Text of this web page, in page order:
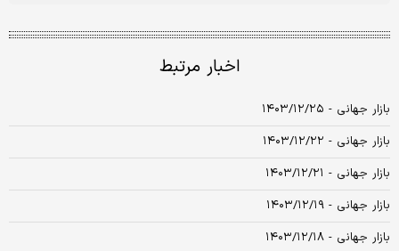
اخبار مرتبط
بازار جهانی - ۱۴۰۳/۱۲/۲۵
بازار جهانی - ۱۴۰۳/۱۲/۲۲
بازار جهانی - ۱۴۰۳/۱۲/۲۱
بازار جهانی - ۱۴۰۳/۱۲/۱۹
بازار جهانی - ۱۴۰۳/۱۲/۱۸